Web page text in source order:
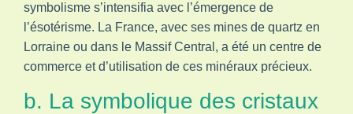
symbolisme s’intensifia avec l’émergence de
l’ésotérisme. La France, avec ses mines de quartz en
Lorraine ou dans le Massif Central, a été un centre de
commerce et d’utilisation de ces minéraux précieux.
b. La symbolique des cristaux